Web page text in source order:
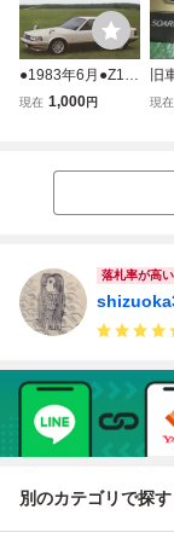
●1983年6月●Z10
後期 ソアラ 厚口
現在 1,000円
ア
1
現在
落札率が高い
別のカテゴリで探す